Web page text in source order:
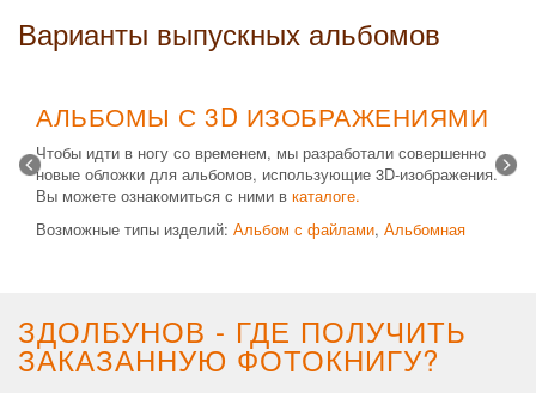
Варианты выпускных альбомов
АЛЬБОМЫ С 3D ИЗОБРАЖЕНИЯМИ
Чтобы идти в ногу со временем, мы разработали совершенно
новые обложки для альбомов, использующие 3D-изображения.
Вы можете ознакомиться с ними в каталоге.
Возможные типы изделий: Альбом с файлами, Альбомная
ЗДОЛБУНОВ - ГДЕ ПОЛУЧИТЬ
ЗАКАЗАННУЮ ФОТОКНИГУ?